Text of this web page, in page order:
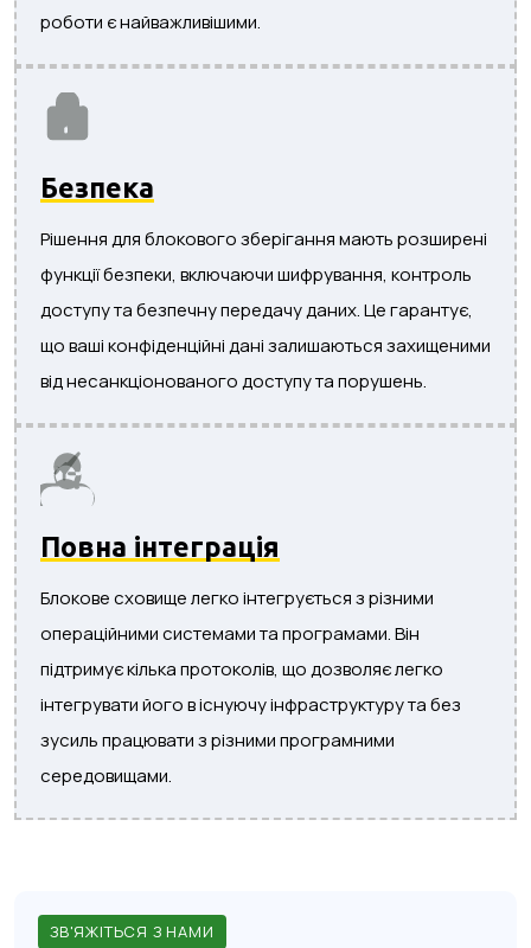
роботи є найважливішими.
Безпека
Рішення для блокового зберігання мають розширені
функції безпеки, включаючи шифрування, контроль
доступу та безпечну передачу даних. Це гарантує,
що ваші конфіденційні дані залишаються захищеними
від несанкціонованого доступу та порушень.
Повна інтеграція
Блокове сховище легко інтегрується з різними
операційними системами та програмами. Він
підтримує кілька протоколів, що дозволяє легко
інтегрувати його в існуючу інфраструктуру та без
зусиль працювати з різними програмними
середовищами.
ЗВ'ЯЖІТЬСЯ З НАМИ